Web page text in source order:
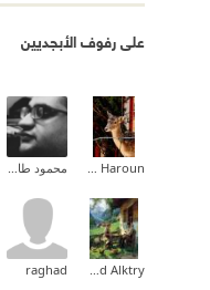
على رفوف الأبجديين
Amal Idris Haroun محمود طارق إبراهيم
Ahmed Alktry
raghad